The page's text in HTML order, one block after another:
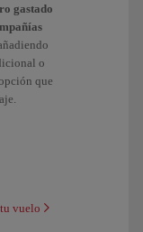
gastado
o
que
vuelo